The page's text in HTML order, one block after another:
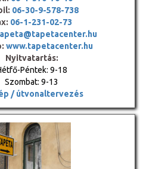
06-30-9-578-738
06-1-231-02-73
www.tapetacenter.hu
Nyitvatartás:
Péntek: 9-18
Szombat: 9-13
/ útvonaltervezés